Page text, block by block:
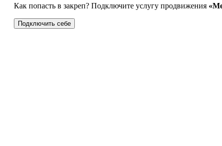
Как попасть в закреп? Подключите услугу продвижения
Подключить себе